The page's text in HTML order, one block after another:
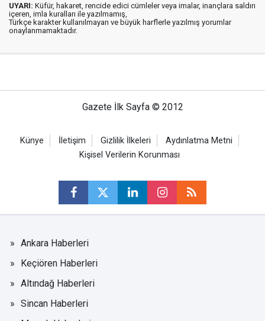
UYARI: Küfür, hakaret, rencide edici cümleler veya imalar, inançlara saldırı
içeren, imla kuralları ile yazılmamış,
Türkçe karakter kullanılmayan ve büyük harflerle yazılmış yorumlar
onaylanmamaktadır.
Gazete İlk Sayfa © 2012
Künye İletişim Gizlilik İlkeleri
Aydınlatma Metni
Kişisel Verilerin Korunması
Ankara Haberleri
Keçiören Haberleri
Altındağ Haberleri
Sincan Haberleri